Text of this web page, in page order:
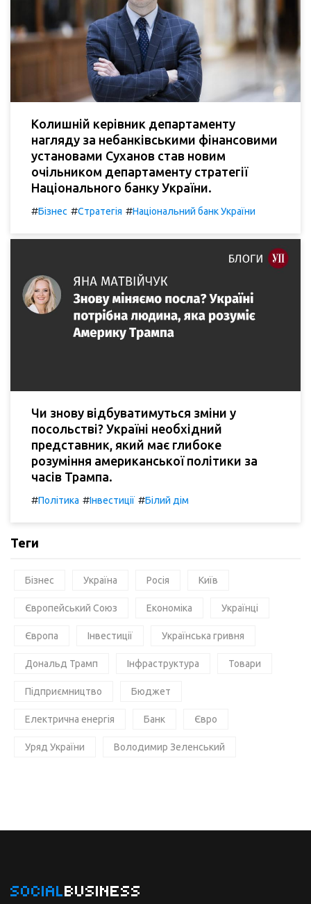
Колишній керівник департаменту
нагляду за небанківськими фінансовими
установами Суханов став новим
очільником департаменту стратегії
Національного банку України.
#Бізнес #Стратегія #Національний банк України
Чи знову відбуватимуться зміни у
посольстві? Україні необхідний
представник, який має глибоке
розуміння американської політики за
часів Трампа.
#Політика #Інвестиції #Білий дім
Теги
Бізнес Україна Росія Київ
Європейський Союз Економіка Українці
Європа Інвестиції Українська гривня
Дональд Трамп Інфраструктура Товари
Підприємництво Бюджет
Електрична енергія Банк Євро
Уряд України Володимир Зеленський
SOCIALBUSINESS